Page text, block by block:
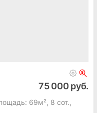
75 000 руб.
69м², 8 сот.,